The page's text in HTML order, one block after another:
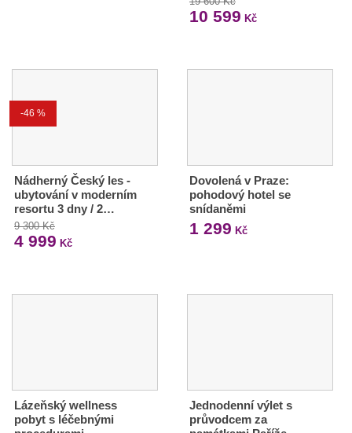
10 599 Kč
-46 %
Nádherný Český les -
ubytování v moderním
resortu 3 dny / 2…
9 300 Kč
4 999 Kč
Dovolená v Praze:
pohodový hotel se
snídaněmi
1 299 Kč
Lázeňský wellness
pobyt s léčebnými
Jednodenní výlet s
průvodcem za